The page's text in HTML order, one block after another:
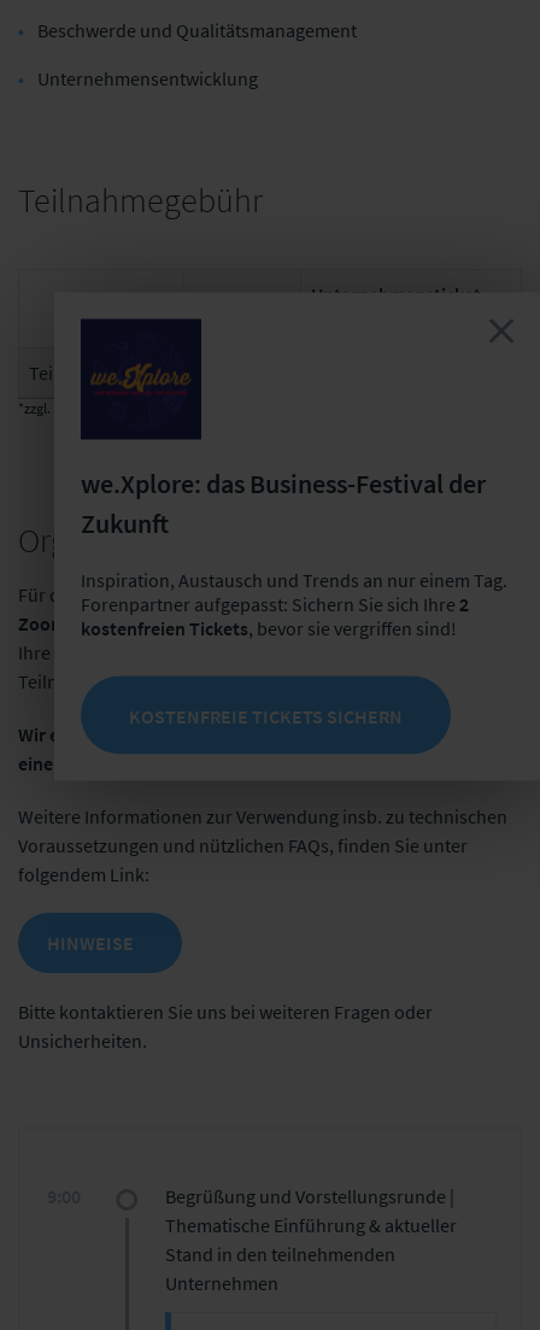
Beschwerde und Qualitätsmanagement
Unternehmensentwicklung
Teilnahmegebühr
Unternehmensticket
Teilnahmegebühr
*zzgl. MwSt., Forenpartner erhalten 10% Rabatt
Organisatorisches
Für die virtuelle Teilnahme verwenden wir das Online-Tool
Zoom
. Klären Sie bitte im Vorfeld mit Ihrer IT-Abteilung, dass
Ihre Firewall und die PC-Einstellungen die
Teilnahme zulassen.
Wir empfehlen ausdrücklich die Nutzung eines Headsets, um
eine angemessene Tonqualität sicherzustellen.
Weitere Informationen zur Verwendung insb. zu technischen
Voraussetzungen und nützlichen FAQs, finden Sie unter
folgendem Link:
HINWEISE
Bitte kontaktieren Sie uns bei weiteren Fragen oder
Unsicherheiten.
Begrüßung und Vorstellungsrunde |
Thematische Einführung & aktueller
Stand in den teilnehmenden
Unternehmen
we.Xplore: das Business-Festival der
Zukunft
Inspiration, Austausch und Trends an nur einem Tag.
Forenpartner aufgepasst: Sichern Sie sich Ihre 2
kostenfreien Tickets, bevor sie vergriffen sind!
KOSTENFREIE TICKETS SICHERN